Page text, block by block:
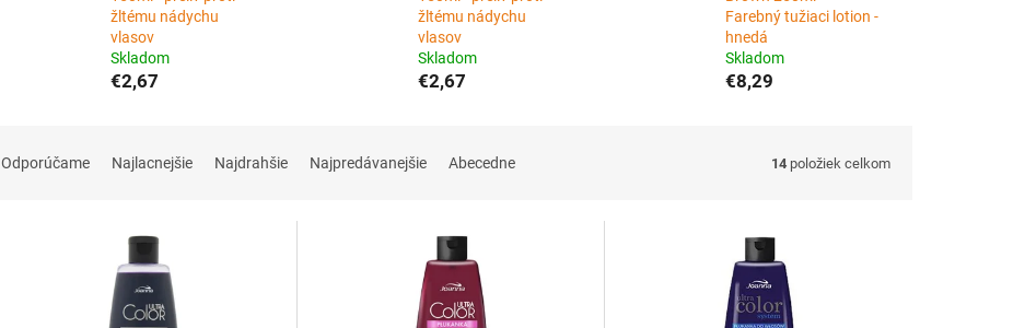
žltému nádychu
vlasov
Skladom
€2,67
žltému nádychu
vlasov
Skladom
€2,67
Farebný tužiaci lotion -
hnedá
Skladom
€8,29
Odporúčame Najlacnejšie Najdrahšie Najpredávanejšie Abecedne 14 položiek celkom